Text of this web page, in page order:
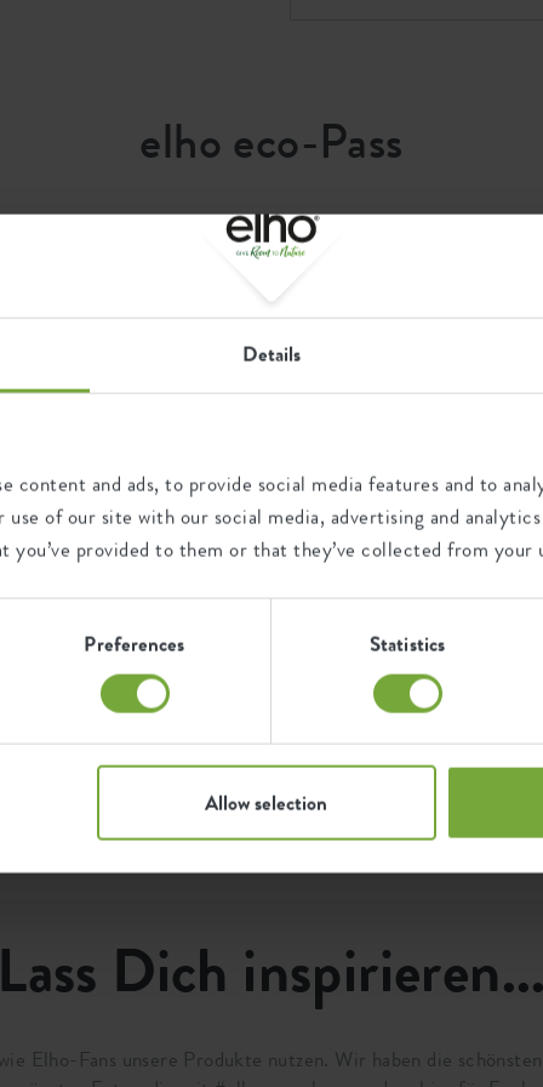
Details
content and ads, to provide social media features and to
of our site with our social media, advertising and
provided to them or that they’ve collected from your
Preferences Statistics
Allow selection
elho eco-Pass
Wiederverwertung
Dieses Produkt besteht zu 0%
Abfällen und zu 100% aus
Zertifikate Garantie
99
Jahre
UV-beständig
Lass Dich inspirieren...
Elho-Fans unsere Produkte nutzen. Wir haben die